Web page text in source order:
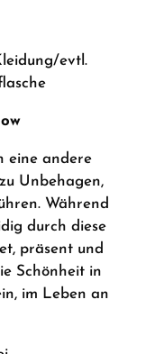
evtl.
eine andere
Unbehagen,
Während
durch diese
präsent und
Schönheit in
im Leben an